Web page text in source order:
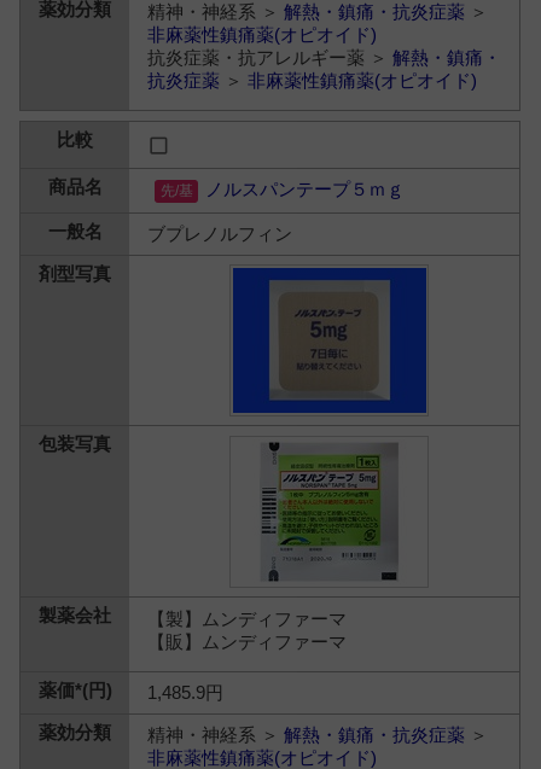
精神・神経系 ＞解熱・鎮痛・抗炎症薬 ＞
非麻薬性鎮痛薬(オピオイド)
抗炎症薬・抗アレルギー薬 ＞解熱・鎮痛・
抗炎症薬 ＞非麻薬性鎮痛薬(オピオイド)
ノルスパンテープ５ｍｇ
ブプレノルフィン
【製】ムンディファーマ
【販】ムンディファーマ
1,485.9円
精神・神経系 ＞解熱・鎮痛・抗炎症薬 ＞
非麻薬性鎮痛薬(オピオイド)